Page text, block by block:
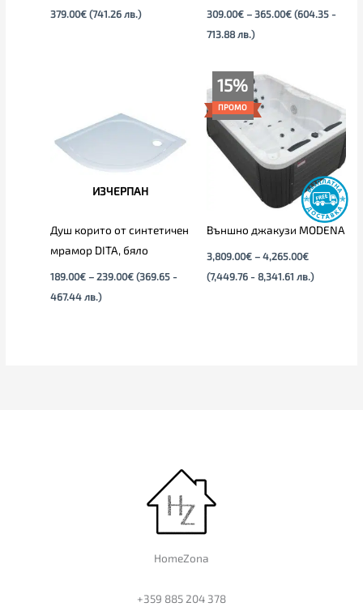
379.00€ (741.26 лв.) 309.00€ – 365.00€ (604.35 -
713.88 лв.)
ИЗЧЕРПАН
Душ корито от синтетичен
мрамор DITA, бяло
189.00€ – 239.00€
through
239.00€
(369.65 -
467.44 лв.)
15%
ПРОМО
Външно джакузи MODENA
3,809.00€ – 4,265.00€
range:
3,809.00€
through
4,265.00€
(7,449.76 - 8,341.61 лв.)
HomeZona
+359 885 204 378